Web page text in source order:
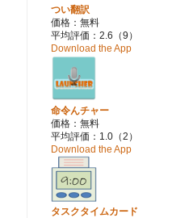
つい翻訳
価格：無料
平均評価：2.6（9）
Download the App
命令んチャー
価格：無料
平均評価：1.0（2）
Download the App
タスクタイムカード